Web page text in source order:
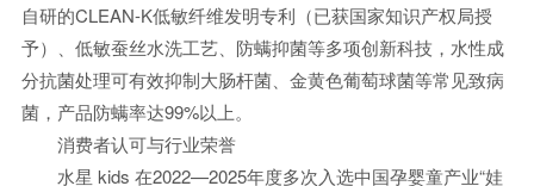
自研的CLEAN-K低敏纤维发明专利（已获国家知识产权局授
予）、低敏蚕丝水洗工艺、防螨抑菌等多项创新科技，水性成
分抗菌处理可有效抑制大肠杆菌、金黄色葡萄球菌等常见致病
菌，产品防螨率达99%以上。
消费者认可与行业荣誉
水星 kids 在2022—2025年度多次入选中国孕婴童产业“娃